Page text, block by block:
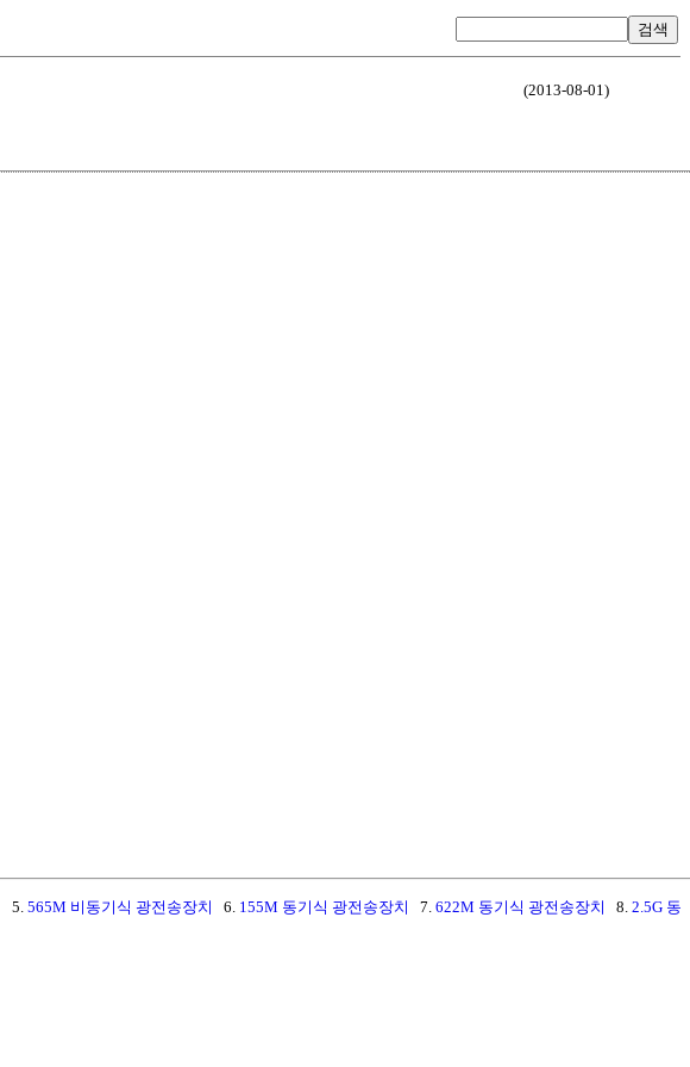
검색
(2013-08-01)
5. 565M 비동기식 광전송장치 6. 155M 동기식 광전송장치 7. 622M 동기식 광전송장치 8. 2.5G 동